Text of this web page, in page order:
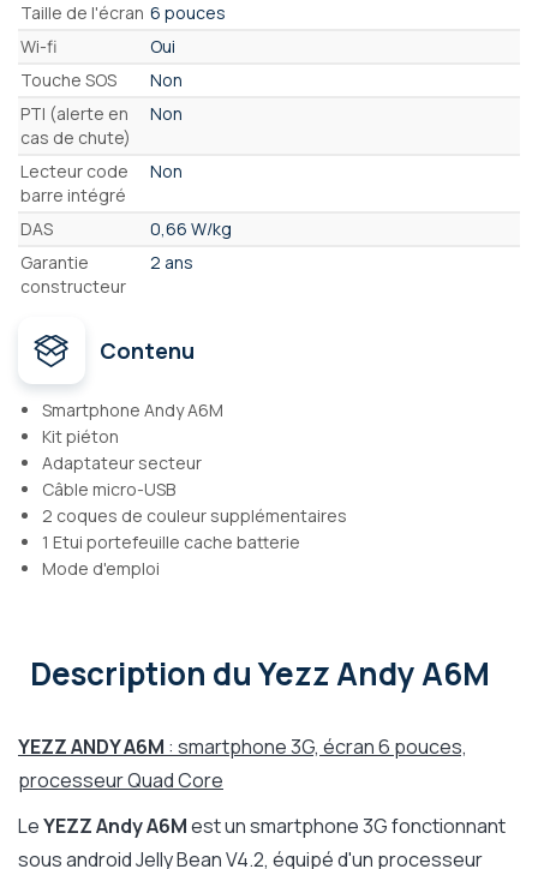
Taille de l'écran 6 pouces
Wi-fi
Oui
Touche SOS
Non
PTI (alerte en
cas de chute)
Non
Lecteur code
barre intégré
Non
DAS
0,66 W/kg
Garantie
constructeur
2 ans
Contenu
Smartphone Andy A6M
Kit piéton
Adaptateur secteur
Câble micro-USB
2 coques de couleur supplémentaires
1 Etui portefeuille cache batterie
Mode d'emploi
Description du Yezz Andy A6M
YEZZ ANDY A6M : smartphone 3G, écran 6 pouces,
processeur Quad Core
LeYEZZ Andy A6Mest un smartphone 3G fonctionnant
sous android Jelly Bean V4.2, équipé d'un processeur